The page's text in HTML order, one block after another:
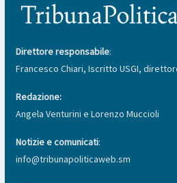
Direttore responsabile:
Francesco Chiari, Iscritto USGI,
Redazione:
Angela Venturini e Lorenzo Muccioli
Notizie e comunicati:
info@tribunapoliticaweb.sm